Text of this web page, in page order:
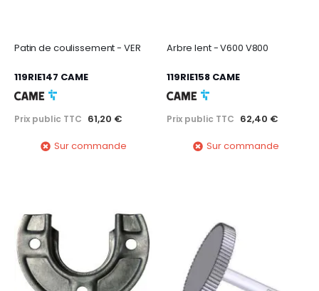
Patin de coulissement - VER
119RIE147 CAME
Prix public TTC 61,20 €
Sur commande
Arbre lent - V600 V800
119RIE158 CAME
Prix public TTC 62,40 €
Sur commande